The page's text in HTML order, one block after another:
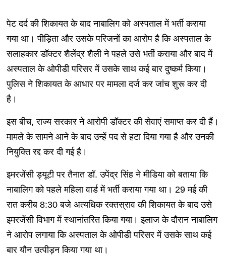
पेट दर्द की शिकायत के बाद नाबालिग को अस्पताल में भर्ती कराया
गया था। पीड़िता और उसके परिजनों का आरोप है कि अस्पताल के
सलाहकार डॉक्टर शैलेंद्र शैली ने पहले उसे भर्ती कराया और बाद में
अस्पताल के ओपीडी परिसर में उसके साथ कई बार दुष्कर्म किया।
पुलिस ने शिकायत के आधार पर मामला दर्ज कर जांच शुरू कर दी
है।
इस बीच, राज्य सरकार ने आरोपी डॉक्टर की सेवाएं समाप्त कर दी हैं।
मामले के सामने आने के बाद उन्हें पद से हटा दिया गया है और उनकी
नियुक्ति रद्द कर दी गई है।
इमरजेंसी ड्यूटी पर तैनात डॉ. उपेंद्र सिंह ने मीडिया को बताया कि
नाबालिग को पहले महिला वार्ड में भर्ती कराया गया था। 29 मई की
रात करीब 8:30 बजे अत्यधिक रक्तस्राव की शिकायत के बाद उसे
इमरजेंसी विभाग में स्थानांतरित किया गया। इलाज के दौरान नाबालिग
ने आरोप लगाया कि अस्पताल के ओपीडी परिसर में उसके साथ कई
बार यौन उत्पीड़न किया गया था।